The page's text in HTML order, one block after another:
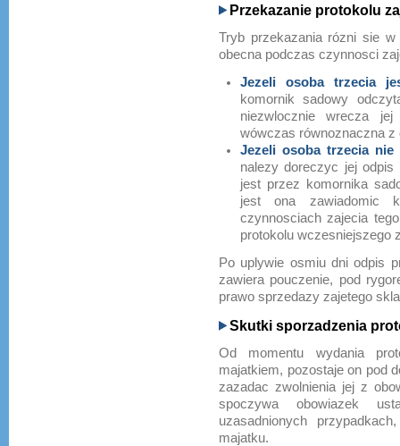
Przekazanie protokolu
Tryb przekazania rózni sie
obecna podczas czynnosci
Jezeli osoba trzecia
komornik sadowy
niezwlocznie wrecza
wówczas równoznaczna z
Jezeli osoba trzecia nie
nalezy doreczyc jej odpis
jest przez komornika
jest ona zawiadomic
czynnosciach zajecia
protokolu wczesniejszego
Po uplywie osmiu dni odpis
zawiera pouczenie, pod
prawo sprzedazy zajetego
Skutki sporzadzenia
Od momentu wydania
majatkiem, pozostaje on pod
zazadac zwolnienia jej z
spoczywa obowiazek
uzasadnionych
majatku.